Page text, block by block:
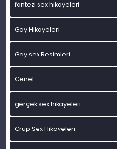
fantezi sex hikayeleri
Gay Hikayeleri
Gay sex Resimleri
Genel
gerçek sex hikayeleri
Grup Sex Hikayeleri